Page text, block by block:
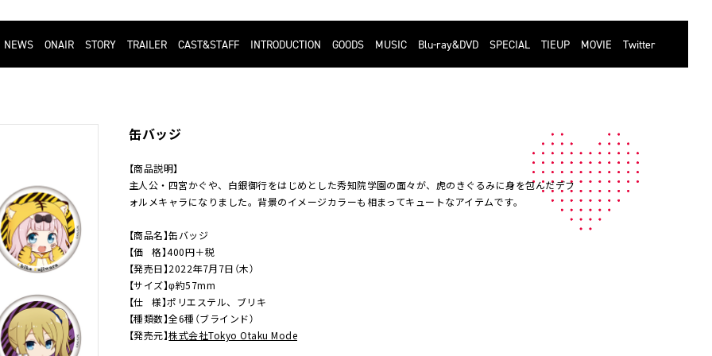
NEWS ONAIR STORY TRAILER CAST&STAFF INTRODUCTION GOODS MUSIC Blu-ray&DVD SPECIAL TIEUP MOVIE Twitter
缶バッジ
【商品説明】
主人公・四宮かぐや、白銀御行をはじめとした秀知院学園の面々が、虎のきぐるみに身を包んだデフ
ォルメキャラになりました。背景のイメージカラーも相まってキュートなアイテムです。
【商品名】缶バッジ
【価 格】400円＋税
【発売日】2022年7月7日（木）
【サイズ】φ約57mm
【仕 様】ポリエステル、ブリキ
【種類数】全6種（ブラインド）
【発売元】株式会社Tokyo Otaku Mode